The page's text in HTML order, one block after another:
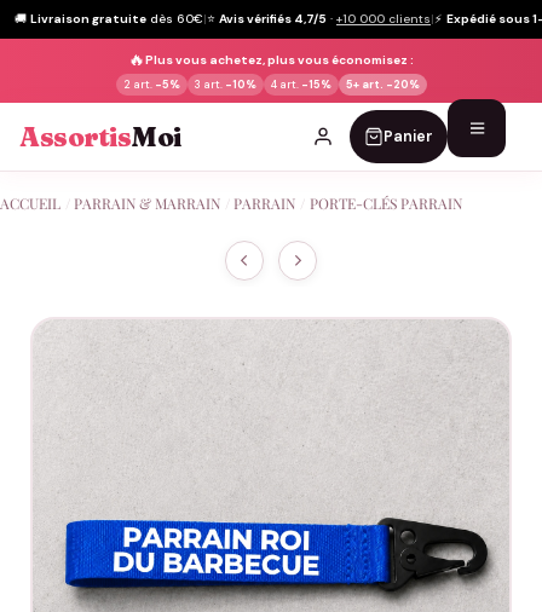
🚚 Livraison gratuite dès 60€|⭐ Avis vérifiés 4,7/5 · +10 000 clients|⚡ Expédié sous
🔥Plus vous achetez, plus vous économisez :
2 art. -5% 3 art. -10% 4 art. -15% 5+ art. -20%
AssortisMoi Panier
au
ACCUEIL PARRAIN & MARRAIN PARRAIN PORTE-CLÉS PARRAIN